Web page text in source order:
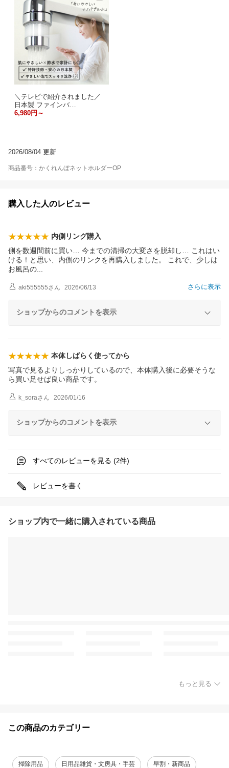
＼テレビで紹介されました／
日本製 ファインバ…
6,980円～
2026/08/04 更新
商品番号：かくれんぼネットホルダーOP
購入した人のレビュー
内側リング購入
側を数週間前に買い… 今までの清掃の大変さを脱却し… これはい
ける！と思い、内側のリンクを再購入しました。 これで、少しは
お風呂の
さらに表示
aki555555さん 2026/06/13
ショップからのコメントを表示
本体しばらく使ってから
写真で見るよりしっかりしているので、本体購入後に必要そうな
ら買い足せば良い商品です。
k_soraさん 2026/01/16
ショップからのコメントを表示
すべてのレビューを見る (2件)
レビューを書く
ショップ内で一緒に購入されている商品
もっと見る
この商品のカテゴリー
掃除用品 日用品雑貨・文房具・手芸 早割・新商品